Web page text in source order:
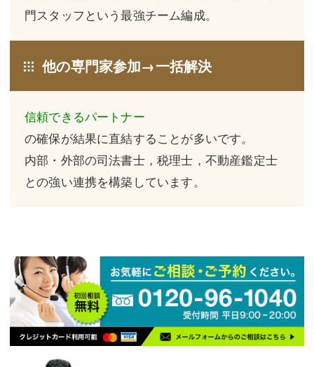
債務整理
マスコミ取材・実績
アクセス
埼玉事務所 (さいたま市)
川口事務所（埼玉県川口市）
マスコミ取材・実績
アクセス
東京事務所 (新宿・四谷)
川口事務所（埼玉県川口市）
お問い合せフォーム
門スタッフという最強チーム編成。
他の専門家参加→一括解決
信頼できるパートナー
の確保が結果に直結することが多いです。
内部・外部の司法書士，税理士，不動産鑑定士
との強い連携を構築しています。